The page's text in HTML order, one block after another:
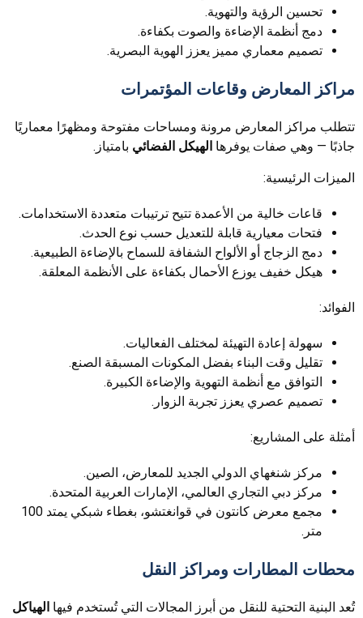
تحسين الرؤية والتهوية.
دمج أنظمة الإضاءة والصوت بكفاءة.
تصميم معماري مميز يعزز الهوية البصرية.
مراكز المعارض وقاعات المؤتمرات
تتطلب مراكز المعارض مرونة ومساحات مفتوحة ومظهرًا معماريًا
جاذبًا — وهي صفات يوفرها الهيكل الفضائي بامتياز.
الميزات الرئيسية:
قاعات خالية من الأعمدة تتيح ترتيبات متعددة الاستخدامات.
فتحات معيارية قابلة للتعديل حسب نوع الحدث.
دمج الزجاج أو الألواح الشفافة للسماح بالإضاءة الطبيعية.
هيكل خفيف يوزع الأحمال بكفاءة على الأنظمة المعلقة.
الفوائد:
سهولة إعادة التهيئة لمختلف الفعاليات.
تقليل وقت البناء بفضل المكونات المسبقة الصنع.
التوافق مع أنظمة التهوية والإضاءة الكبيرة.
تصميم عصري يعزز تجربة الزوار.
أمثلة على المشاريع:
مركز شنغهاي الدولي الجديد للمعارض، الصين.
مركز دبي التجاري العالمي، الإمارات العربية المتحدة.
مجمع معرض كانتون في قوانغتشو، بغطاء شبكي يمتد 100
متر.
محطات المطارات ومراكز النقل
تُعد البنية التحتية للنقل من أبرز المجالات التي تُستخدم فيها الهياكل